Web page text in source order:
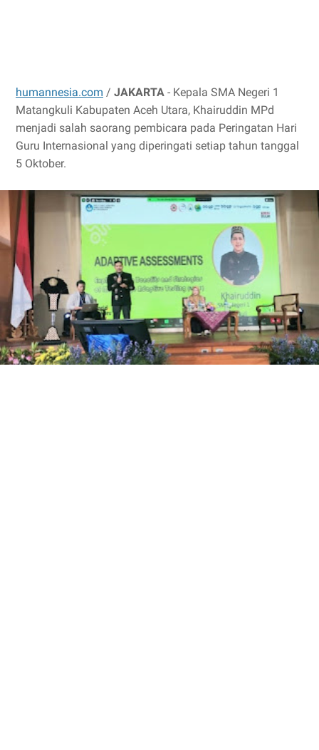
humannesia.com / JAKARTA - Kepala SMA Negeri 1
Matangkuli Kabupaten Aceh Utara, Khairuddin MPd
menjadi salah saorang pembicara pada Peringatan Hari
Guru Internasional yang diperingati setiap tahun tanggal
5 Oktober.